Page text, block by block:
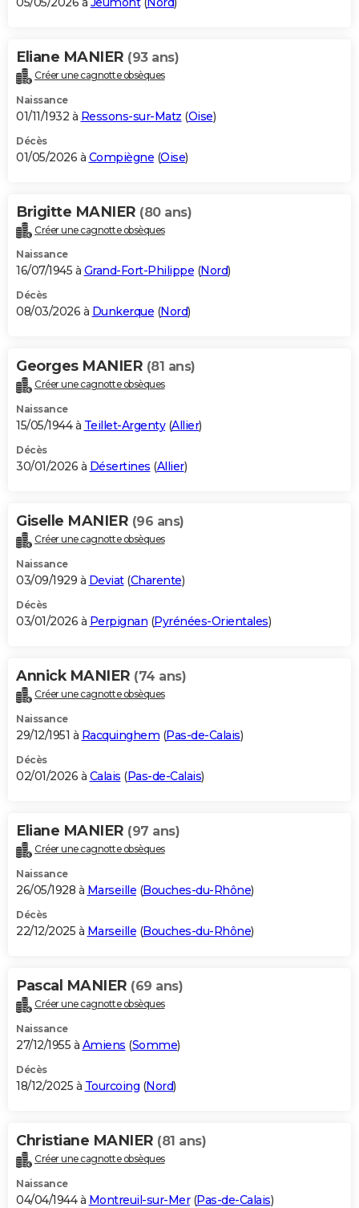
Eliane MANIER (93 ans)
Créer une cagnotte obsèques
Naissance
01/11/1932 à Ressons-sur-Matz (Oise)
Décès
01/05/2026 à Compiègne (Oise)
Brigitte MANIER (80 ans)
Créer une cagnotte obsèques
Naissance
16/07/1945 à Grand-Fort-Philippe (Nord)
Décès
08/03/2026 à Dunkerque (Nord)
Georges MANIER (81 ans)
Créer une cagnotte obsèques
Naissance
15/05/1944 à Teillet-Argenty(Allier)
Décès
30/01/2026 à Désertines (Allier)
Giselle MANIER (96 ans)
Créer une cagnotte obsèques
Naissance
03/09/1929 à Deviat(Charente)
Décès
03/01/2026 à Perpignan (Pyrénées-Orientales)
Annick MANIER (74 ans)
Créer une cagnotte obsèques
Naissance
29/12/1951 à Racquinghem (Pas-de-Calais)
Décès
02/01/2026 à Calais (Pas-de-Calais)
Eliane MANIER (97 ans)
Créer une cagnotte obsèques
Naissance
26/05/1928 à Marseille (Bouches-du-Rhône)
Décès
22/12/2025 à Marseille (Bouches-du-Rhône)
Pascal MANIER (69 ans)
Créer une cagnotte obsèques
Naissance
27/12/1955 à Amiens (Somme)
Décès
18/12/2025 à Tourcoing (Nord)
Christiane MANIER (81 ans)
Créer une cagnotte obsèques
Naissance
04/04/1944 à Montreuil-sur-Mer(Pas-de-Calais)